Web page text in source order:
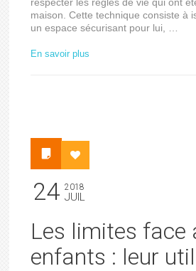
maison. Cette technique consiste à
un espace sécurisant pour lui, …
En savoir plus
24 2018
JUIL
Les limites face
enfants : leur